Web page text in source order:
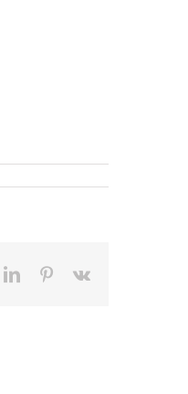
LinkedInPinterest
Vk